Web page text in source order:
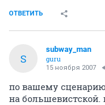
ОТВЕТИТЬ
S
subway_man
guru
15 ноября 2007
по вашему
на большевистской.